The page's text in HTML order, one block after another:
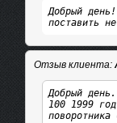
Добрый
поставить
Отзыв клиента:
Добрый
100 1999